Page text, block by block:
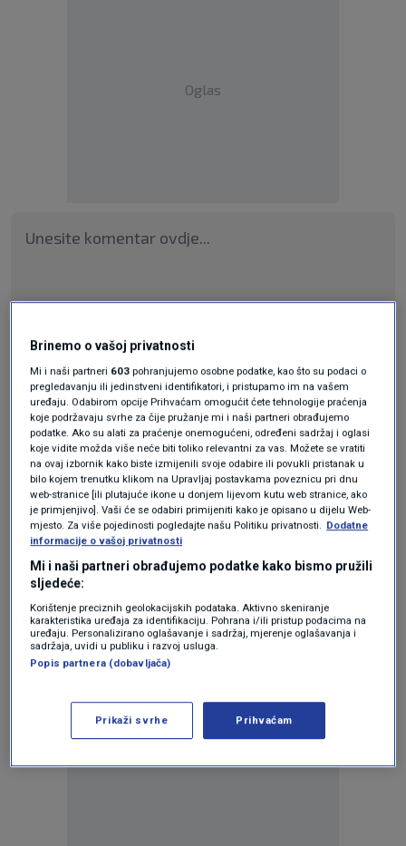
Oglas
Pošalji
Brinemo o vašoj privatnosti
Mi i naši partneri 603 pohranjujemo osobne podatke, kao što su podaci o
pregledavanju ili jedinstveni identifikatori, i pristupamo im na vašem
uređaju. Odabirom opcije Prihvaćam omogućit ćete tehnologije praćenja
koje podržavaju svrhe za čije pružanje mi i naši partneri obrađujemo
podatke. Ako su alati za praćenje onemogućeni, određeni sadržaj i oglasi
koje vidite možda više neće biti toliko relevantni za vas. Možete se vratiti
na ovaj izbornik kako biste izmijenili svoje odabire ili povukli pristanak u
bilo kojem trenutku klikom na Upravljaj postavkama poveznicu pri dnu
web-stranice [ili plutajuće ikone u donjem lijevom kutu web stranice, ako
je primjenjivo]. Vaši će se odabiri primijeniti kako je opisano u dijelu Web-
mjesto. Za više pojedinosti pogledajte našu Politiku privatnosti. Dodatne
informacije o vašoj privatnosti
Mi i naši partneri obrađujemo podatke kako bismo pružili
sljedeće:
Korištenje preciznih geolokacijskih podataka. Aktivno skeniranje
karakteristika uređaja za identifikaciju. Pohrana i/ili pristup podacima na
uređaju. Personalizirano oglašavanje i sadržaj, mjerenje oglašavanja i
sadržaja, uvidi u publiku i razvoj usluga.
Popis partnera (dobavljača)
Prikaži svrhe Prihvaćam